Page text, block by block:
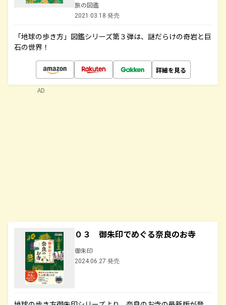
旅の図鑑
2021.03.18 発売
「地球の歩き方」図鑑シリーズ第３弾は、謎だらけの奇岩と巨
石の世界！
詳細を見る
０３ 御朱印でめぐる奈良のお寺
御朱印
2024.06.27 発売
AD